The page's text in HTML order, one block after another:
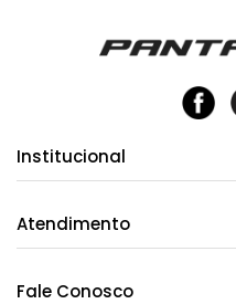
Institucional
Atendimento
Fale Conosco